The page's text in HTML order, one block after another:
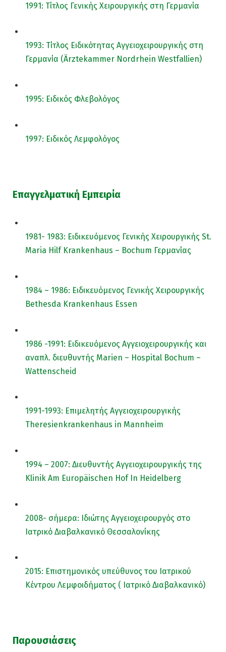
1991: Τίτλος Γενικής Χειρουργικής στη Γερμανία
1993: Τίτλος Ειδικότητας Αγγειοχειρουργικής στη
Γερμανία (Ärztekammer Nordrhein Westfallien)
1995: Ειδικός Φλεβολόγος
1997: Ειδικός Λεμφολόγος
Επαγγελματική Εμπειρία
1981- 1983: Ειδικευόμενος Γενικής Χειρουργικής St.
Maria Hilf Krankenhaus – Bochum Γερμανίας
1984 – 1986: Ειδικευόμενος Γενικής Χειρουργικής
Bethesda Krankenhaus Essen
1986 -1991: Ειδικευόμενος Αγγειοχειρουργικής και
αναπλ. διευθυντής Marien – Hospital Bochum –
Wattenscheid
1991-1993: Επιμελητής Αγγειοχειρουργικής
Theresienkrankenhaus in Mannheim
1994 – 2007: Διευθυντής Αγγειοχειρουργικής της
Klinik Am Europäischen Hof In Heidelberg
2008- σήμερα: Ιδιώτης Αγγειοχειρουργός στο
Ιατρικό Διαβαλκανικό Θεσσαλονίκης
2015: Επιστημονικός υπεύθυνος του Ιατρικού
Κέντρου Λεμφοιδήματος ( Ιατρικό Διαβαλκανικό)
Παρουσιάσεις